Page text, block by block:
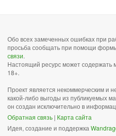
Обо всех замеченных ошибках при
просьба сообщать при помощи
связи.
Настоящий ресурс может содержать
18+.
Проект является некоммерческим и
какой-либо выгоды из публикуемых
он создан исключительно в
Обратная связь | Карта сайта
Идея, создание и поддержка